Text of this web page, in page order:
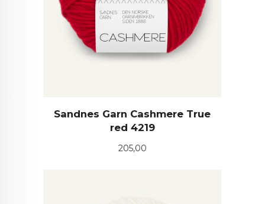
Sandnes Garn Cashmere True
red 4219
Pris
205,00